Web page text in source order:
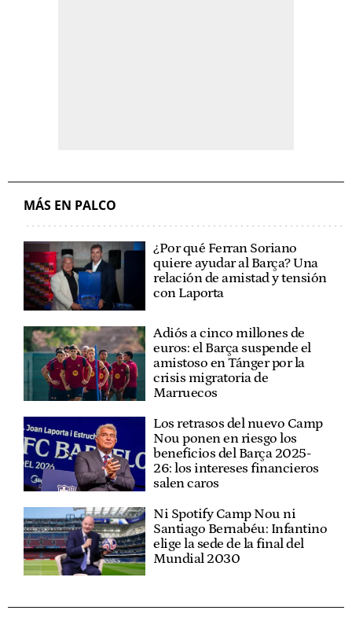
MÁS EN PALCO
¿Por qué Ferran Soriano
quiere ayudar al Barça? Una
relación de amistad y tensión
con Laporta
Adiós a cinco millones de
euros: el Barça suspende el
amistoso en Tánger por la
crisis migratoria de
Marruecos
Los retrasos del nuevo Camp
Nou ponen en riesgo los
beneficios del Barça 2025-
26: los intereses financieros
salen caros
Ni Spotify Camp Nou ni
Santiago Bernabéu: Infantino
elige la sede de la final del
Mundial 2030